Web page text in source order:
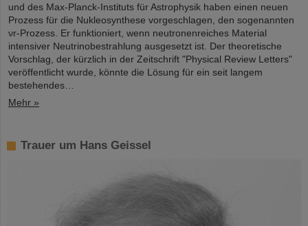
und des Max-Planck-Instituts für Astrophysik haben einen neuen
Prozess für die Nukleosynthese vorgeschlagen, den sogenannten
νr-Prozess. Er funktioniert, wenn neutronenreiches Material
intensiver Neutrinobestrahlung ausgesetzt ist. Der theoretische
Vorschlag, der kürzlich in der Zeitschrift "Physical Review Letters"
veröffentlicht wurde, könnte die Lösung für ein seit langem
bestehendes…
Mehr »
Trauer um Hans Geissel